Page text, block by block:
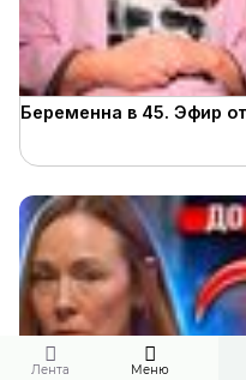
Беременна в 45. Эфир
Лента Меню